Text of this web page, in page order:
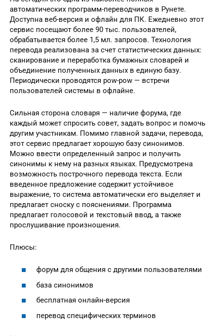
автоматических программ-переводчиков в Рунете.
Доступна веб-версия и офлайн для ПК. Ежедневно этот
сервис посещают более 90 тыс. пользователей,
обрабатывается более 1,5 мл. запросов. Технология
перевода реализована за счет статистических данных:
сканирование и переработка бумажных словарей и
объединение полученных данных в единую базу.
Периодически проводятся pow-pow — встречи
пользователей системы в офлайне.
Сильная сторона словаря — наличие форума, где
каждый может спросить совет, задать вопрос и помочь
другим участникам. Помимо главной задачи, перевода,
этот сервис предлагает хорошую базу синонимов.
Можно ввести определенный запрос и получить
синонимы к нему на разных языках. Предусмотрена
возможность построчного перевода текста. Если
введенное предложение содержит устойчивое
выражение, то система автоматически его выделяет и
предлагает сноску с пояснениями. Программа
предлагает голосовой и текстовый ввод, а также
прослушивание произношения.
Плюсы:
форум для общения с другими пользователями
база синонимов
бесплатная онлайн-версия
перевод специфических терминов